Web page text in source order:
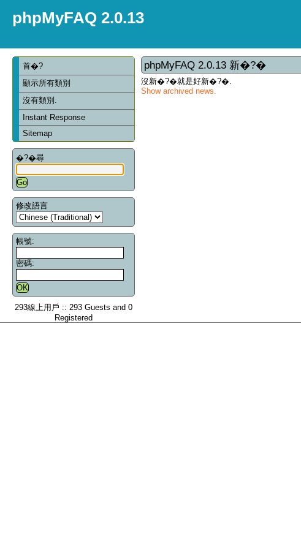
phpMyFAQ 2.0.13
首�?
顯示所有類別
沒有類別.
Instant Response
Sitemap
�?�尋
修改語言
帳號:
密碼:
293線上用戶 :: 293 Guests and 0
Registered
phpMyFAQ 2.0.13 新�?�
沒新�?�就是好新�?�.
Show archived news.